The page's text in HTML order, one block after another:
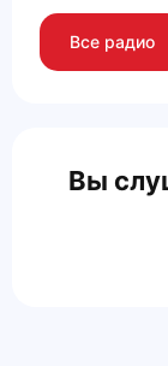
Все радио
Вы